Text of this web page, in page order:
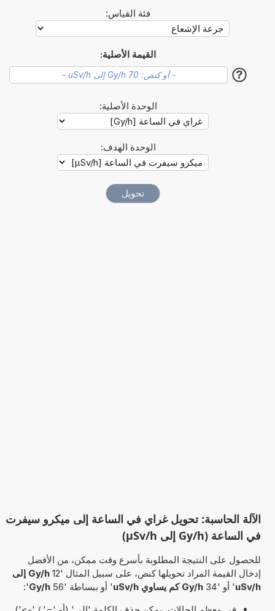
فئة القياس:
القيمة الأصلية:
?
الوحدة الأصلية:
الوحدة الهدف:
الآلة الحاسبة: تحويل غراي في الساعة إلى ميكرو سيفرت
في الساعة (Gy/h إلى µSv/h)
للحصول على النتيجة المطلوبة بأسرع وقت ممكن، من الأفضل
إدخال القيمة المراد تحويلها كنص، على سبيل المثال '12
Gy/h إلى
uSv/h' أو '34 Gy/h كم يساوي uSv/h ' أو ببساطة '56 Gy/h
':